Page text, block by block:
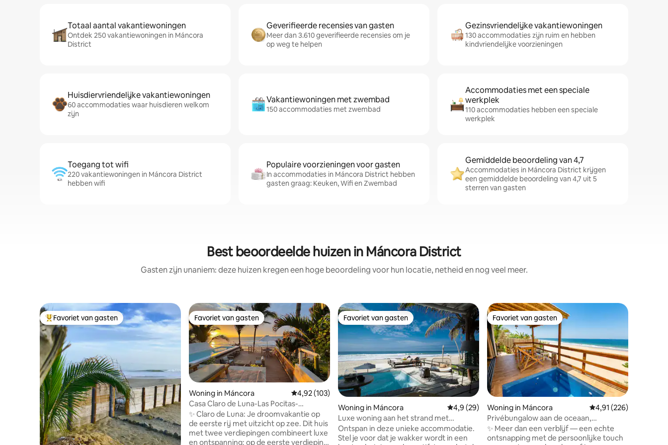
Totaal aantal vakantiewoningen
Ontdek 250 vakantiewoningen in Máncora
District
Geverifieerde recensies van gasten
Meer dan 3.610 geverifieerde recensies om je
op weg te helpen
Gezinsvriendelijke vakantiewoningen
130 accommodaties zijn ruim en hebben
kindvriendelijke voorzieningen
Huisdiervriendelijke vakantiewoningen
60 accommodaties waar huisdieren welkom
zijn
Vakantiewoningen met zwembad
150 accommodaties met zwembad
Accommodaties met een speciale
werkplek
110 accommodaties hebben een speciale
werkplek
Toegang tot wifi
220 vakantiewoningen in Máncora District
hebben wifi
Populaire voorzieningen voor gasten
In accommodaties in Máncora District hebben
gasten graag: Keuken, Wifi en Zwembad
Gemiddelde beoordeling van 4,7
Accommodaties in Máncora District krijgen
een gemiddelde beoordeling van 4,7 uit 5
sterren van gasten
Best beoordeelde huizen in Máncora District
Gasten zijn unaniem: deze huizen kregen een hoge beoordeling voor hun locatie, netheid en nog veel meer.
Topfavoriet van gasten
Favoriet van gasten Favoriet van gasten
Favoriet van gasten
Woning in Máncora Gemiddelde beoordeling van 4,92 uit 5, 103 recensies
4,92 (103)
Casa Claro de Luna-Las Pocitas-
Máncora, Peru.
✨ Claro de Luna: Je droomvakantie op
de eerste rij met uitzicht op zee. Dit huis
met twee verdiepingen combineert luxe
en ontspanning: op de eerste verdieping
Favoriet van gasten
Favoriet van gasten
Woning in Máncora Gemiddelde beoordeling van 4,9 uit 5, 29 recensies
4,9 (29)
Luxe woning aan het strand met
zwembad, airco.
Ontspan in deze unieke accommodatie.
Stel je voor dat je wakker wordt in een
Favoriet van gasten
Favoriet van gasten
Woning in Máncora Gemiddelde
4,91 (226)
Privébungalow aan de oceaan,
gepersonaliseerde service
✨ Meer dan een verblijf — een echte
ontsnapping met de persoonlijke touch